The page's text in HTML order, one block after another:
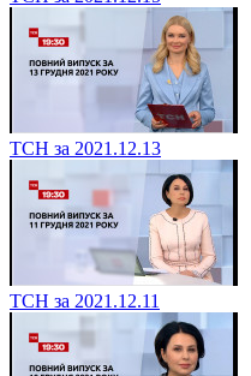
ТСН за 2021.12.13
ТСН за 2021.12.11